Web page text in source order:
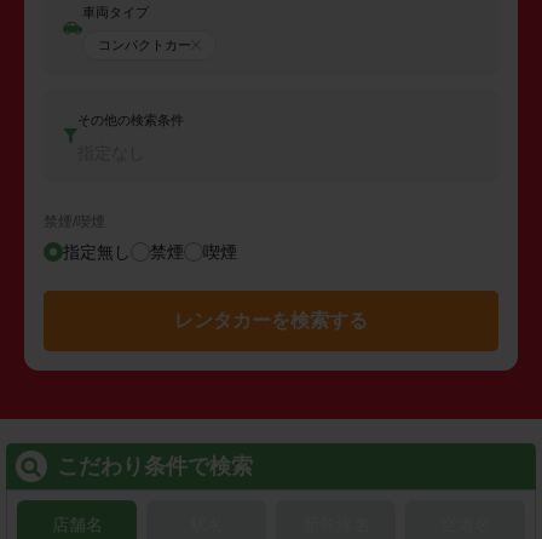
車両タイプ
コンパクトカー
その他の検索条件
禁煙/喫煙
指定無し 禁煙 喫煙
レンタカーを検索する
こだわり条件で検索
店舗名